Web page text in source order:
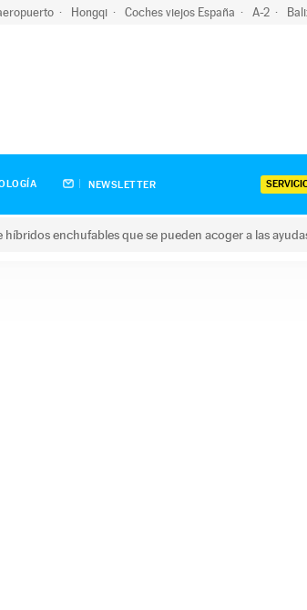
Hongqi Coches viejos España A-2
NEWSLETTER
enchufables que se pueden acoger a las